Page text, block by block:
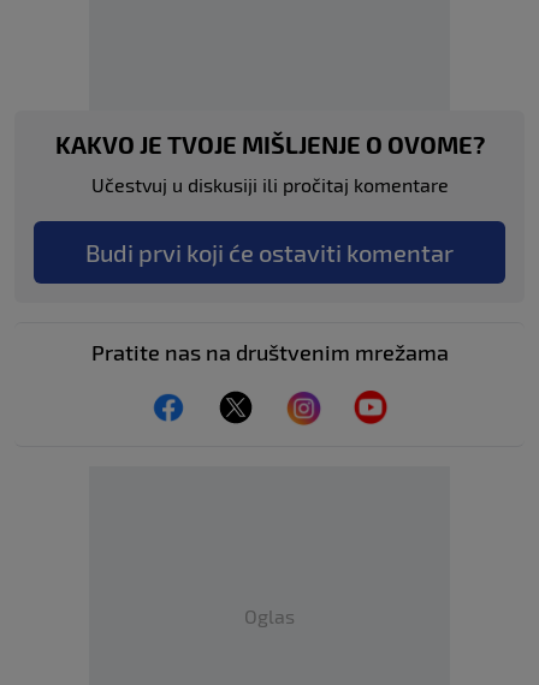
KAKVO JE TVOJE MIŠLJENJE O OVOME?
Učestvuj u diskusiji ili pročitaj komentare
Budi prvi koji će ostaviti komentar
Pratite nas na društvenim mrežama
Oglas